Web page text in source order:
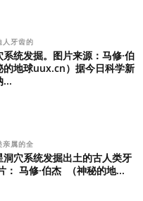
人牙齿的
统发掘。图片来源：马修·伯
的地球uux.cn）据今日科学新
...
亲属的全
洞穴系统发掘出土的古人类牙
： 马修·伯杰 （神秘的地...